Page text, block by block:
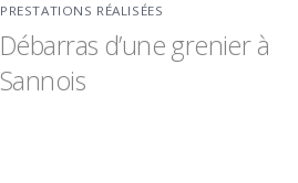
PRESTATIONS RÉALISÉES
Débarras d’une grenier à
Sannois